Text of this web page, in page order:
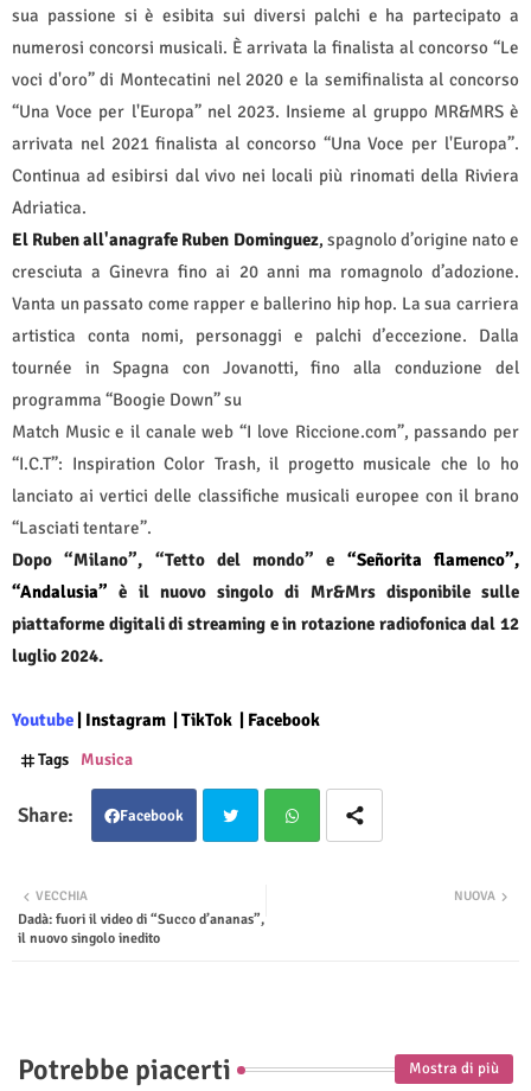
sua passione si è esibita sui diversi palchi e ha partecipato a
numerosi concorsi musicali. È arrivata la finalista al concorso “Le
voci d'oro” di Montecatini nel 2020 e la semifinalista al concorso
“Una Voce per l'Europa” nel 2023. Insieme al gruppo MR&MRS è
arrivata nel 2021 finalista al concorso “Una Voce per l'Europa”.
Continua ad esibirsi dal vivo nei locali più rinomati della Riviera
Adriatica.
El Ruben all'anagrafe Ruben Dominguez, spagnolo d’origine nato e
cresciuta a Ginevra fino ai 20 anni ma romagnolo d’adozione.
Vanta un passato come rapper e ballerino hip hop. La sua carriera
artistica conta nomi, personaggi e palchi d’eccezione. Dalla
tournée in Spagna con Jovanotti, fino alla conduzione del
programma “Boogie Down” su
Match Music e il canale web “I love Riccione.com”, passando per
“I.C.T”: Inspiration Color Trash, il progetto musicale che lo ho
lanciato ai vertici delle classifiche musicali europee con il brano
“Lasciati tentare”.
Dopo “Milano”, “Tetto del mondo” e “Señorita flamenco”,
“Andalusia”è il nuovo singolo di Mr&Mrs disponibile sulle
piattaforme digitali di streaming e in rotazione radiofonica dal 12
luglio 2024.
Youtube | Instagram | TikTok | Facebook
Tags Musica
Facebook
ter
NUOVA
VECCHIA
Dadà: fuori il video di “Succo d’ananas”,
il nuovo singolo inedito
Potrebbe piacerti Mostra di più